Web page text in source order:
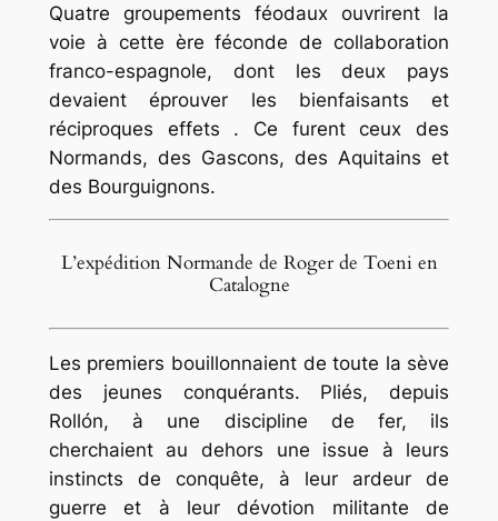
Quatre groupements féodaux ouvrirent la
voie à cette ère féconde de collaboration
franco-espagnole, dont les deux pays
devaient éprouver les bienfaisants et
réciproques effets . Ce furent ceux des
Normands, des Gascons, des Aquitains et
des Bourguignons.
L’expédition Normande de Roger de Toeni en
Catalogne
Les premiers bouillonnaient de toute la sève
des jeunes conquérants. Pliés, depuis
Rollón, à une discipline de fer, ils
cherchaient au dehors une issue à leurs
instincts de conquête, à leur ardeur de
guerre et à leur dévotion militante de